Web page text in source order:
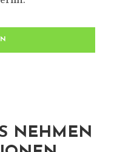
NEHMEN